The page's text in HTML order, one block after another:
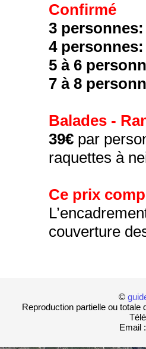
Confirmé
3
4
5 à 6
7 à 8
Balades -
39€ par
raquettes à
Ce prix
couverture
©
Reproduction partielle ou
Email